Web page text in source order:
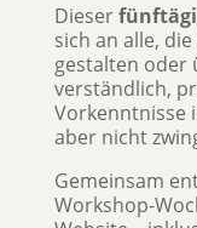
Dieser
sich an alle,
gestalten oder
verständlich,
Vorkenntnisse
aber nicht
Gemeinsam
Workshop-